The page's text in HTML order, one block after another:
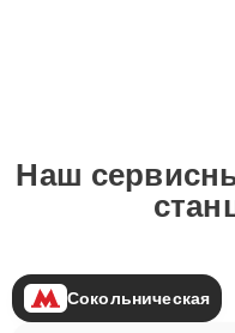
Наш
Сокольническая